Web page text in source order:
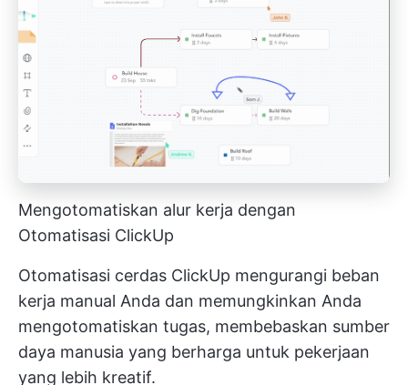
Mengotomatiskan alur kerja dengan
Otomatisasi ClickUp
Otomatisasi cerdas ClickUp mengurangi beban
kerja manual Anda dan memungkinkan Anda
mengotomatiskan tugas, membebaskan sumber
daya manusia yang berharga untuk pekerjaan
yang lebih kreatif.